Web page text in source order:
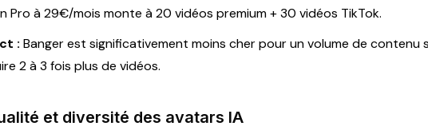
Pro à 29€/mois monte à 20 vidéos premium + 30 vidéos TikTok.
: Banger est significativement moins cher pour un volume de contenu
2 à 3 fois plus de vidéos.
et diversité des avatars IA